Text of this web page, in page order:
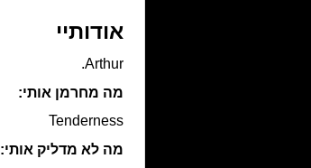
אודותיי
Arthur.
מה מחרמן אותי:
Tenderness
מה לא מדליק אותי: